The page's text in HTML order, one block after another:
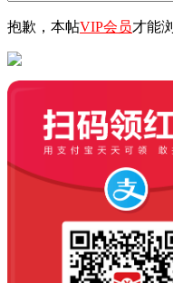
抱歉，本帖VIP会员才能